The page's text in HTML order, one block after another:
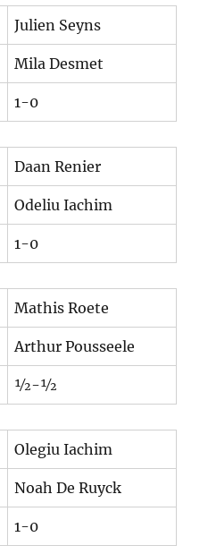
Julien Seyns
Mila Desmet
1-0
Daan Renier
Odeliu Iachim
1-0
Mathis Roete
Arthur Pousseele
½-½
Olegiu Iachim
Noah De Ruyck
1-0